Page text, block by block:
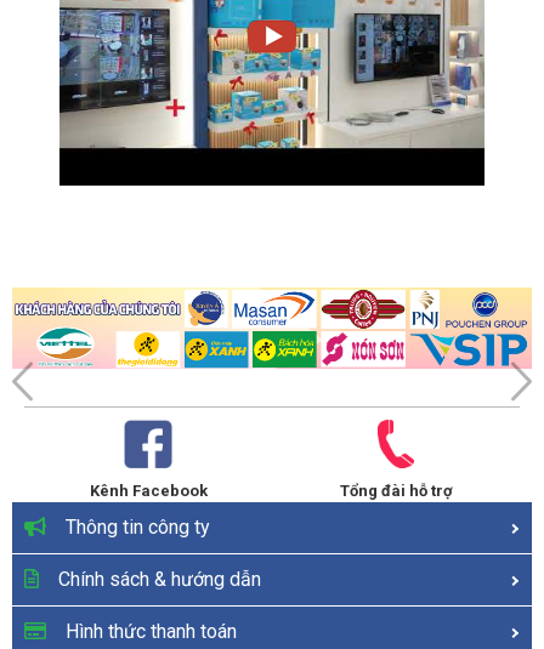
Kênh Facebook Tổng đài hỗ trợ
Thông tin công ty
Chính sách & hướng dẫn
Hình thức thanh toán